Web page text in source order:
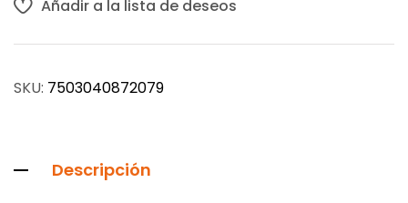
Añadir a la lista de deseos
SKU: 7503040872079
Descripción